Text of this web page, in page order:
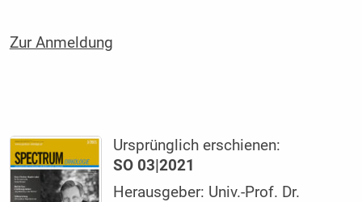
Zur Anmeldung
Ursprünglich erschienen:
SO 03|2021
Herausgeber: Univ.-Prof. Dr.